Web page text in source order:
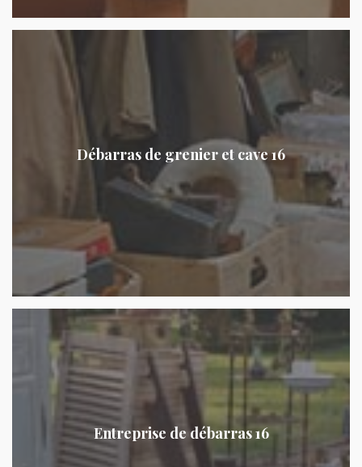
Débarras de grenier et cave 16
Entreprise de débarras 16